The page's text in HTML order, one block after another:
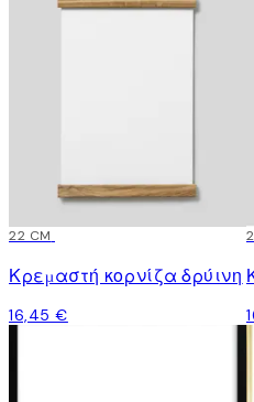
22 CM
Κρεμαστή κορνίζα δρύινη
16,45 €